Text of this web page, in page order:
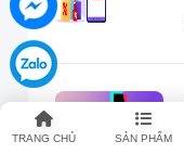
TRANG CHỦ SẢN PHẨM